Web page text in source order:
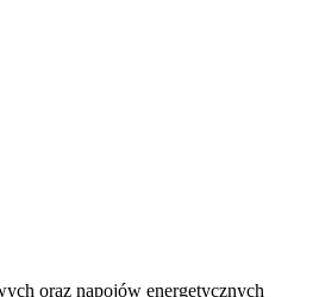
oraz napojów energetycznych